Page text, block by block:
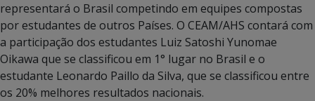
representará o Brasil competindo em equipes compostas
por estudantes de outros Países. O CEAM/AHS contará com
a participação dos estudantes Luiz Satoshi Yunomae
Oikawa que se classificou em 1° lugar no Brasil e o
estudante Leonardo Paillo da Silva, que se classificou entre
os 20% melhores resultados nacionais.